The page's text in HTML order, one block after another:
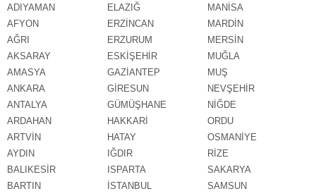
ADIYAMAN
AFYON
AĞRI
AKSARAY
AMASYA
ANKARA
ANTALYA
ARDAHAN
ARTVİN
AYDIN
BALIKESİR
BARTIN
ELAZIĞ
ERZİNCAN
ERZURUM
ESKİŞEHİR
GAZİANTEP
GİRESUN
GÜMÜŞHANE
HAKKARİ
HATAY
IĞDIR
ISPARTA
İSTANBUL
MANİSA
MARDİN
MERSİN
MUĞLA
MUŞ
NEVŞEHİR
NİĞDE
ORDU
OSMANİYE
RİZE
SAKARYA
SAMSUN